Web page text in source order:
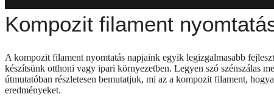
Kompozit filament
A kompozit filament nyomtatás napjaink egyik legizgalmasabb
készítsünk otthoni vagy ipari környezetben. Legyen szó szénszálas
útmutatóban részletesen bemutatjuk, mi az a kompozit filament,
eredményeket.